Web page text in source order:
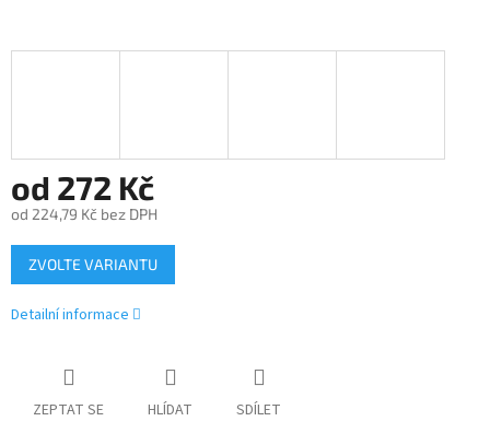
od 272 Kč
od 224,79 Kč bez DPH
Měrná
cena:
ZVOLTE VARIANTU
Detailní informace
ZEPTAT SE HLÍDAT SDÍLET